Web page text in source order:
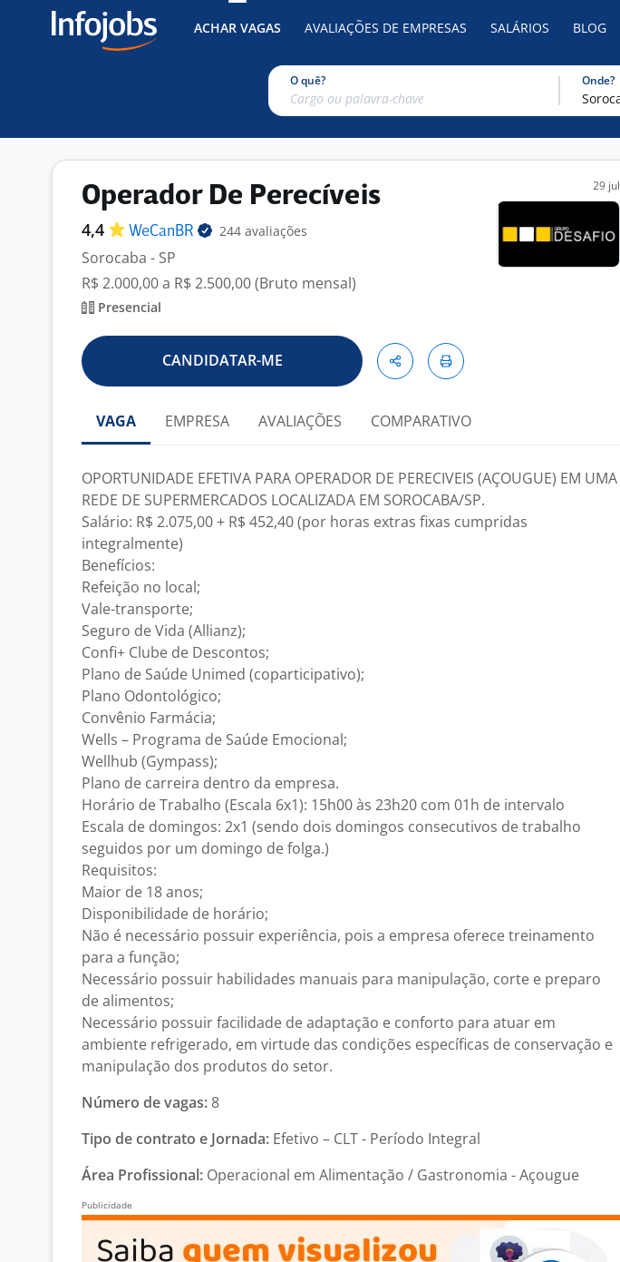
ACHAR VAGAS AVALIAÇÕES DE EMPRESAS SALÁRIOS BLOG
O quê? Onde?
Operador De Perecíveis
4,4 WeCanBR 244 avaliações
Sorocaba - SP
R$ 2.000,00 a R$ 2.500,00 (Bruto mensal)
Presencial
29 jul
CANDIDATAR-ME
VAGA EMPRESA AVALIAÇÕES COMPARATIVO
OPORTUNIDADE EFETIVA PARA OPERADOR DE PERECIVEIS (AÇOUGUE) EM UMA
REDE DE SUPERMERCADOS LOCALIZADA EM SOROCABA/SP.
Salário: R$ 2.075,00 + R$ 452,40 (por horas extras fixas cumpridas
integralmente)
Benefícios:
Refeição no local;
Vale-transporte;
Seguro de Vida (Allianz);
Confi+ Clube de Descontos;
Plano de Saúde Unimed (coparticipativo);
Plano Odontológico;
Convênio Farmácia;
Wells – Programa de Saúde Emocional;
Wellhub (Gympass);
Plano de carreira dentro da empresa.
Horário de Trabalho (Escala 6x1): 15h00 às 23h20 com 01h de intervalo
Escala de domingos: 2x1 (sendo dois domingos consecutivos de trabalho
seguidos por um domingo de folga.)
Requisitos:
Maior de 18 anos;
Disponibilidade de horário;
Não é necessário possuir experiência, pois a empresa oferece treinamento
para a função;
Necessário possuir habilidades manuais para manipulação, corte e preparo
de alimentos;
Necessário possuir facilidade de adaptação e conforto para atuar em
ambiente refrigerado, em virtude das condições específicas de conservação e
manipulação dos produtos do setor.
Número de vagas: 8
Tipo de contrato e Jornada: Efetivo – CLT - Período Integral
Área Profissional: Operacional em Alimentação / Gastronomia - Açougue